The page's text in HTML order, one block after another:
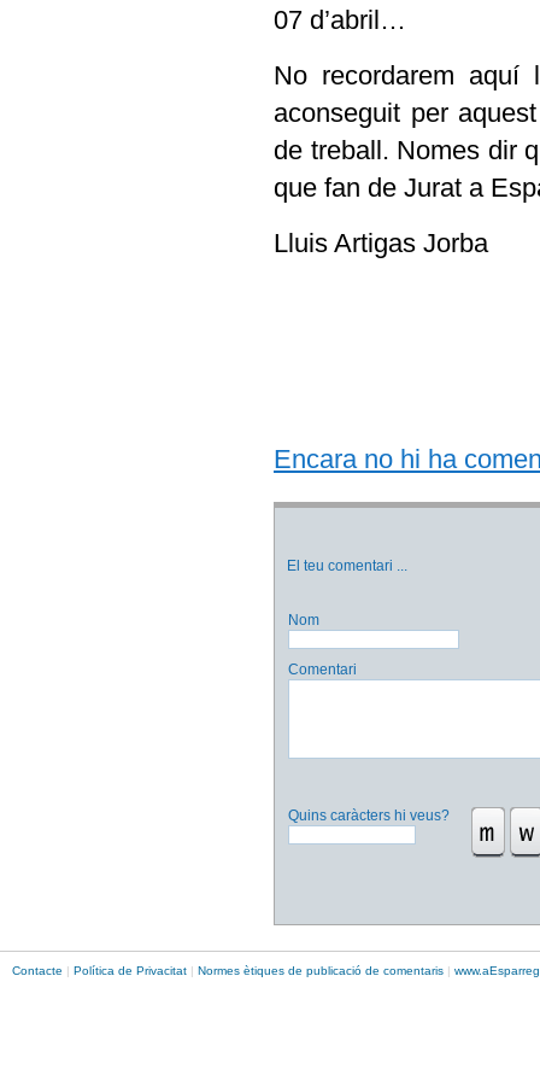
07 d’abril…
No recordarem aquí
aconseguit per
de treball. Nomes dir
que fan de Jurat a
Lluis Artigas Jorba
Encara no hi ha
El teu comentari ...
Nom
Comentari
Quins caràcters hi veus?
Contacte | Política de Privacitat | Normes ètiques de publicació de comentaris | www.